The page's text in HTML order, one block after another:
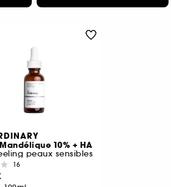
10% + HA
peaux sensibles
16